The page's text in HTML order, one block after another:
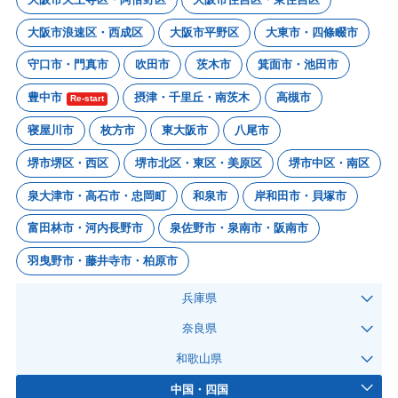
大阪市浪速区・西成区 大阪市平野区 大東市・四條畷市
守口市・門真市 吹田市 茨木市 箕面市・池田市
豊中市 Re-start 摂津・千里丘・南茨木 高槻市
寝屋川市 枚方市 東大阪市 八尾市
堺市堺区・西区 堺市北区・東区・美原区 堺市中区・南区
泉大津市・高石市・忠岡町 和泉市 岸和田市・貝塚市
富田林市・河内長野市 泉佐野市・泉南市・阪南市
羽曳野市・藤井寺市・柏原市
兵庫県
奈良県
和歌山県
中国・四国